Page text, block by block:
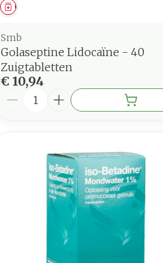
Geneesmiddel
Smb
Golaseptine Lidocaïne - 40
Zuigtabletten
€ 10,94
Aantal